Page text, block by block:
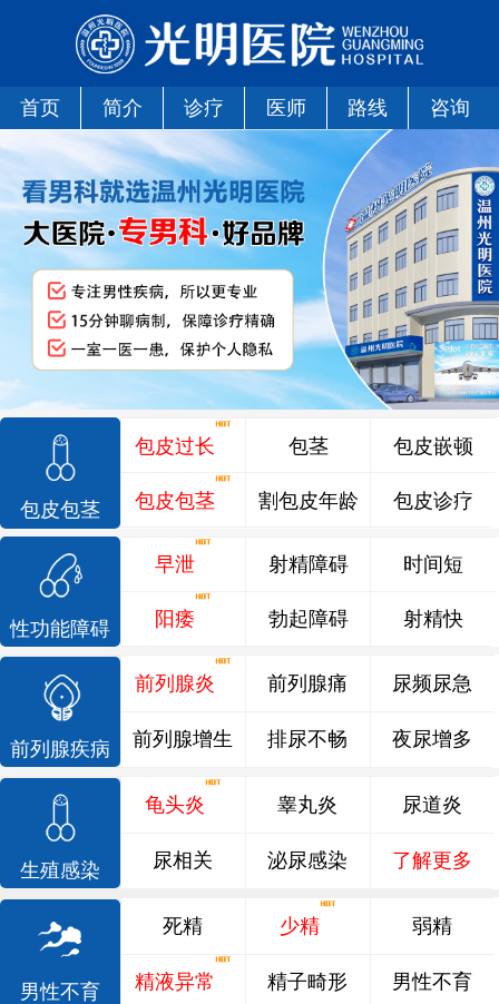
首页 简介 诊疗 医师 路线 咨询
包皮包茎
包皮过长
包皮包茎
包茎
割包皮年龄
包皮嵌顿
包皮诊疗
性功能障碍
早泄
阳痿
射精障碍
勃起障碍
时间短
射精快
前列腺疾病
前列腺炎 前列腺痛 尿频尿急
前列腺增生 排尿不畅 夜尿增多
生殖感染
龟头炎 睾丸炎 尿道炎
尿相关 泌尿感染 了解更多
男性不育
死精 少精 弱精
精液异常 精子畸形 男性不育